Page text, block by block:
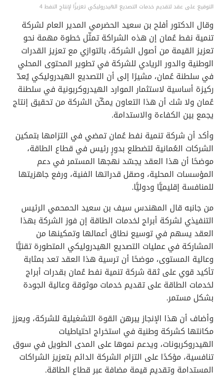
التوقيع على عقد لتقديم خدمات التصديع الهيدروليكي تعزيزًا لإنتاج النفط 4
وقال الدكتور أفلح بن سعيد الحضرمي المدير العام لشركة
تنمية نفط عُمان إن هذه الشراكة تمثّل خطوة مهمة نحو
تعزيز القيمة من أصول الشركة، بالتوازي مع تعزيز القدرات
الوطنية والدور الريادي للشركة في تطوير المحتوى المحلي
في سلطنة عُمان، مشيرًا إلى أن التصديع الهيدروليكي يُعدّ
ركيزة أساسية لاستثمار الموارد الهيدروكربونية في سلطنة
عُمان ولا شك أن هذا التعاون يمكّن الشركة من تحقيق إنتاج
يجمع بين الكفاءة والاستدامة.
وأكد أن شركة تنمية نفط عُمان تمضي في التزامها بتمكين
الشركات العُمانية لتضطلع بدورٍ رئيس في قطاع الطاقة،
موضحًا أن هذا العقد يجسّد نهجها المستمر في دعم
المؤسسات المحلية، وصقل قدراتها الفنية، ورفع جاهزيتها
للمنافسة إقليميًّا ودوليًّا.
من جانبه قال المهندس سيف بن سعيد الحمحمي الرئيس
التنفيذي لشركة أبراج لخدمات الطاقة إن فوز الشركة بهذا
العقد يسهم في توسيع نطاق أعمالها وتمكينها من
المشاركة في عمليات التصديع الهيدروليكي المتطورة تقنيًّا
وعالية المستوى، موضحًا أن ترسية هذا العقد تعد بمثابة
تأكيد قوي على ثقة شركة تنمية نفط عُمان بقدرات أبراج
لخدمات الطاقة على تقديم خدمات موثوقة وعالية الجودة
بشكل مستمر.
وأضاف أن هذا الإنجاز يبرهن القوة التشغيلية للشركة، ويعزز
مكانتها كشركة وطنية في استخراج احتياطيات
الهيدروكربونات، ويدعم نموها على المدى الطويل في سوق
تنافسية، مؤكدًا على التزام الشركة الدائم بتعزيز الشراكات
المستدامة وتقديم قيمة مضافة عبر قطاع الطاقة.